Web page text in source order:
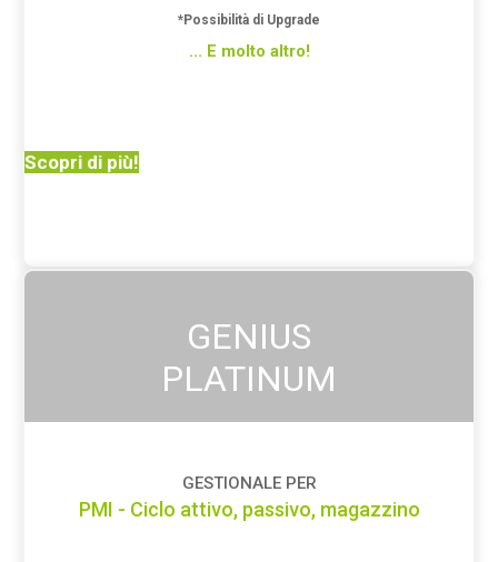
*Possibilità di Upgrade
... E molto altro!
Scopri di più!
GENIUS
PLATINUM
GESTIONALE PER
PMI - Ciclo attivo, passivo, magazzino